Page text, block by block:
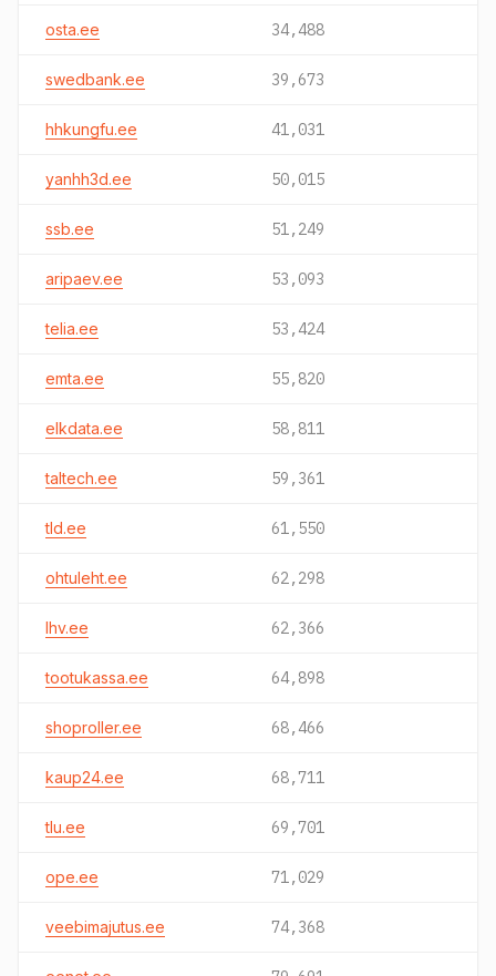
osta.ee 34,488
swedbank.ee 39,673
hhkungfu.ee 41,031
yanhh3d.ee 50,015
ssb.ee 51,249
aripaev.ee 53,093
telia.ee 53,424
emta.ee 55,820
elkdata.ee 58,811
taltech.ee 59,361
tld.ee 61,550
ohtuleht.ee 62,298
lhv.ee 62,366
tootukassa.ee 64,898
shoproller.ee 68,466
kaup24.ee 68,711
tlu.ee 69,701
ope.ee 71,029
veebimajutus.ee 74,368